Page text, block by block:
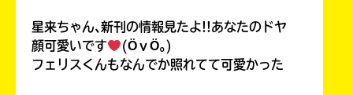
星来ちゃん､新刊の情報見たよ!!あなたのドヤ
顔可愛いです
(ӦｖӦ｡)
フェリスくんもなんでか照れてて可愛かった